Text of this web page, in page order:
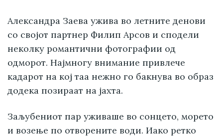
Александра Заева ужива во летните денови
со својот партнер Филип Арсов и сподели
неколку романтични фотографии од
одморот. Најмногу внимание привлече
кадарот на кој таа нежно го бакнува во образ
додека позираат на јахта.
Заљубениот пар уживаше во сонцето, морето
и возење по отворените води. Иако ретко